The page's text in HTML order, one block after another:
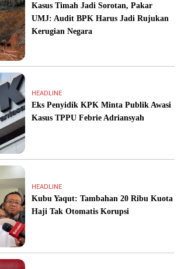
Kasus Timah Jadi Sorotan, Pakar
UMJ: Audit BPK Harus Jadi Rujukan
Kerugian Negara
HEADLINE
Eks Penyidik KPK Minta Publik Awasi
Kasus TPPU Febrie Adriansyah
HEADLINE
Kubu Yaqut: Tambahan 20 Ribu Kuota
Haji Tak Otomatis Korupsi